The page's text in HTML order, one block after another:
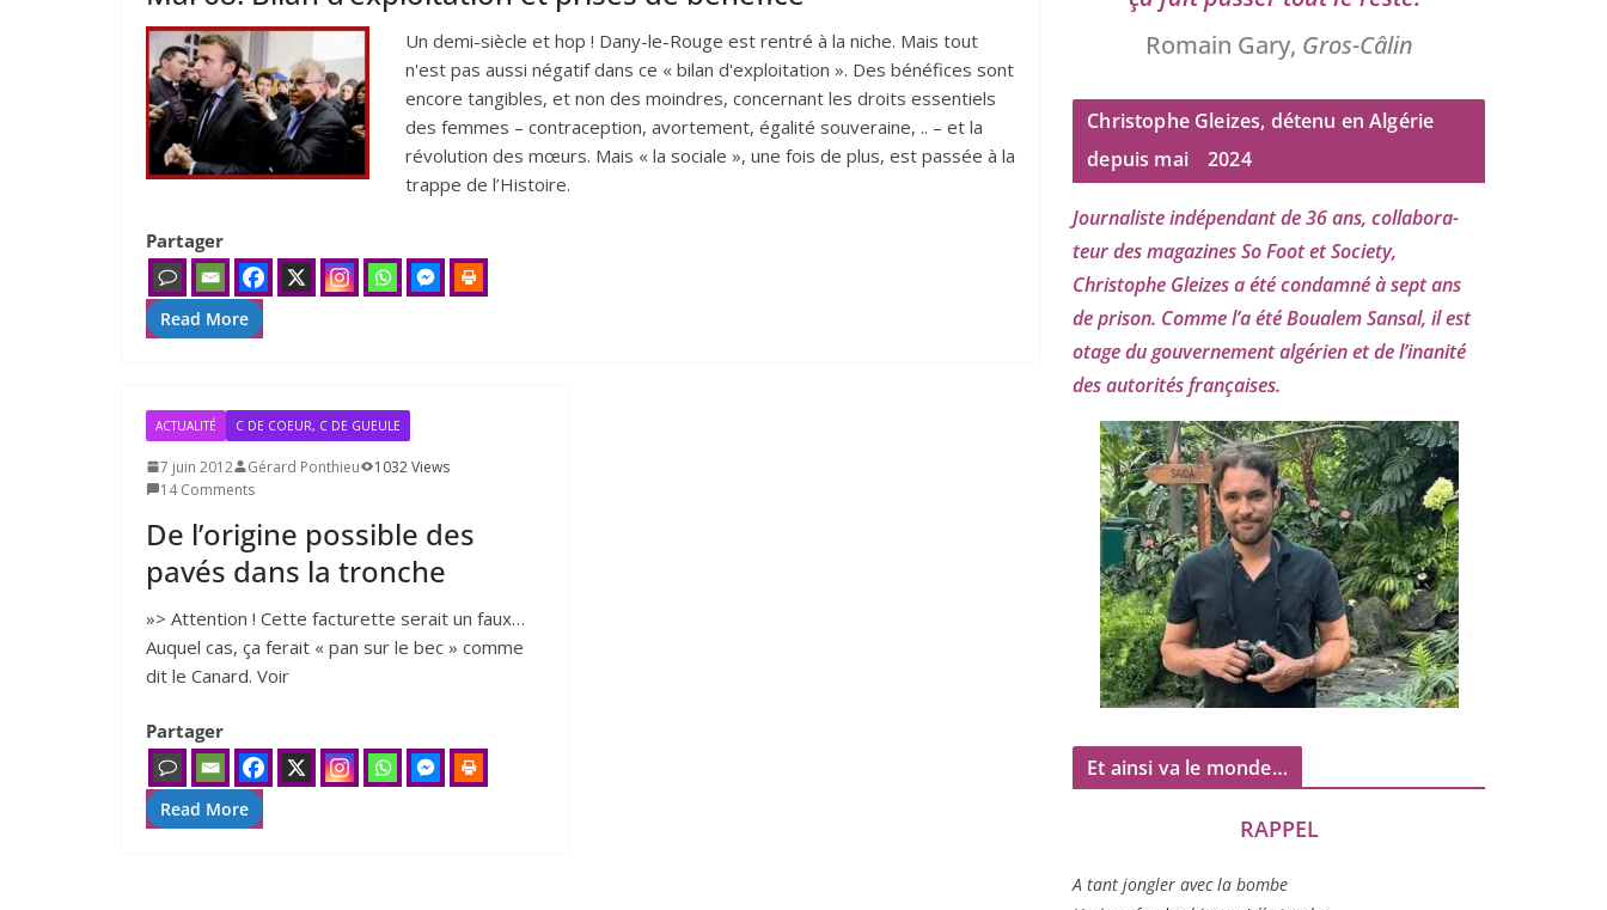
Un demi-siècle et hop ! Dany-le-Rouge est rentré à la niche. Mais tout
n'est pas aussi négatif dans ce « bilan d'exploitation ». Des bénéfices sont
encore tangibles, et non des moindres, concernant les droits essentiels
des femmes – contraception, avortement, égalité souveraine, .. – et la
révolution des mœurs. Mais « la sociale », une fois de plus, est passée à la
trappe de l’Histoire.
Partager
Read More
ACTUALITÉ C DE COEUR, C DE GUEULE
7 juin 2012 Gérard Ponthieu
1032 Views
14 Comments
De l’origine possible des
pavés dans la tronche
»> Attention ! Cette facturette serait un faux…
Auquel cas, ça ferait « pan sur le bec » comme
dit le Canard. Voir
Partager
Read More
Romain Gary, Gros-Câlin
Christophe Gleizes, détenu en Algérie
depuis mai
2024
Journaliste indé­pen­dant de36ans, col­la­bo­ra­
teur des maga­zines So Foot et Society,
Christophe Gleizesa été condam­né à sept ans
de pri­son. Comme l’a été Boualem Sansal, il est
otage du gou­ver­ne­ment algé­rien et de l’i­na­ni­té
des auto­ri­tés françaises.
Et ainsi va le monde…
RAPPEL
A tant jon­gler avec la bombe